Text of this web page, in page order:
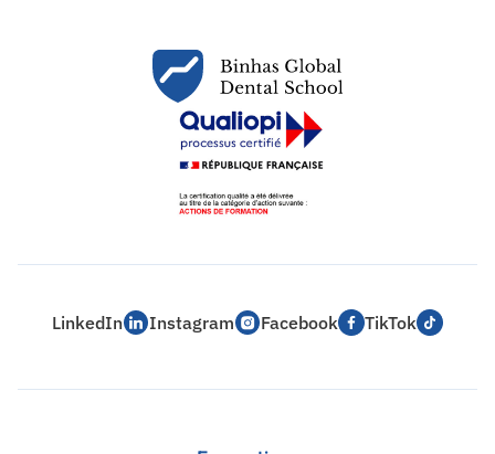
LinkedIn Instagram Facebook TikTok